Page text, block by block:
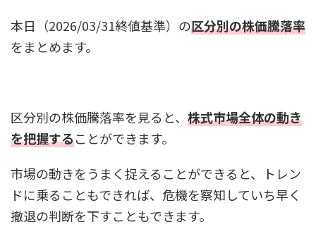
本日（2026/03/31終値基準）の区分別の株価騰落率
をまとめます。
区分別の株価騰落率を見ると、 株式市場全体の動き
を把握することができます。
市場の動きをうまく捉えることができると、トレン
ドに乗ることもできれば、危機を察知していち早く
撤退の判断を下すこともできます。